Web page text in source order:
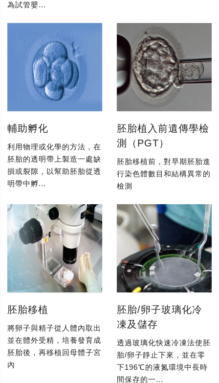
為試管嬰...
輔助孵化
利用物理或化學的方法，在
胚胎的透明帶上製造一處缺
損或裂隙，以幫助胚胎從透
明帶中孵...
胚胎植入前遺傳學檢
測（PGT）
胚胎移植前，對早期胚胎進
行染色體數目和結構異常的
檢測
胚胎移植
將卵子與精子從人體內取出
並在體外受精，培養發育成
胚胎後，再移植回母體子宮
內
胚胎/卵子玻璃化冷
凍及儲存
透過玻璃化快速冷凍法使胚
胎/卵子靜止下來，並在零
下196℃的液氮環境中長時
間保存的一...